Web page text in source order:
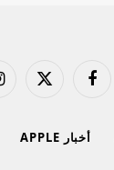
فيسبوك
X
أخبار APPLE